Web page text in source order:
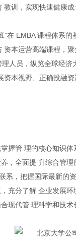
教训，实现快速健康
”在 EMBA 课程体系
本运营高端课程，
人员，纵览全球经
本视野、正确投融
握管 理的核心知识体
，全面提 升综合管
系，把握国际最新的
充分了解 企业发展环
现代管 理科学和技术